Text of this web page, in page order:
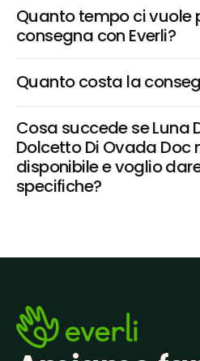
Quanto tempo ci vuole
consegna con Everli?
Quanto costa la
Cosa succede se Luna
Dolcetto Di Ovada Doc
disponibile e voglio
specifiche?